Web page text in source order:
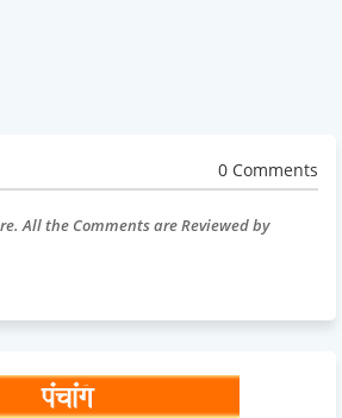
0 Comments
All the Comments are Reviewed by